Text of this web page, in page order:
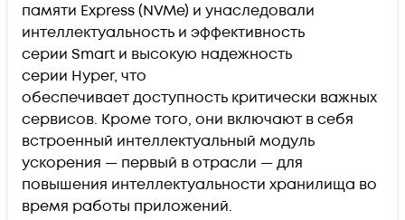
памяти Express (NVMe) и унаследовали
интеллектуальность и эффективность
серии Smart и высокую надежность
серии Hyper, что
обеспечивает доступность критически важных
сервисов. Кроме того, они включают в себя
встроенный интеллектуальный модуль
ускорения — первый в отрасли — для
повышения интеллектуальности хранилища во
время работы приложений.